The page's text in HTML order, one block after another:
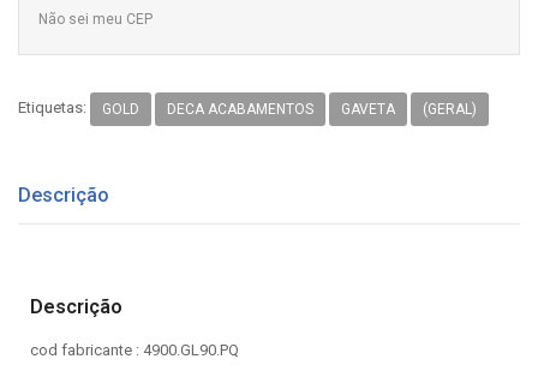
Não sei meu CEP
Etiquetas: GOLD DECA ACABAMENTOS GAVETA (GERAL)
Descrição
Descrição
cod fabricante : 4900.GL90.PQ